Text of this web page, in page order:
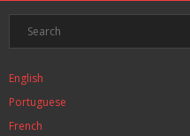
English
Portuguese
French